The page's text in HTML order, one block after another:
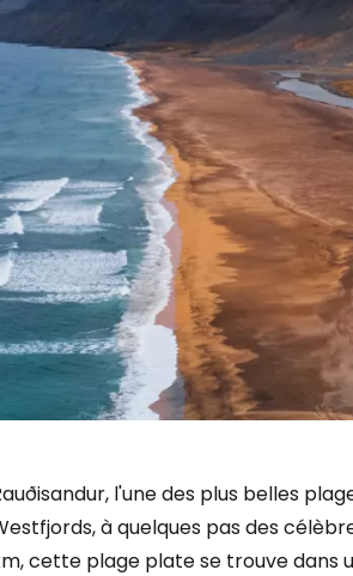
l'une des plus belles
à quelques pas des
cette plage plate se trouve dans